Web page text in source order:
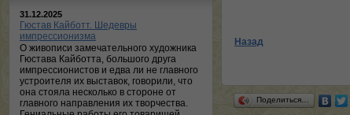
31.12.2025
Гюстав Кайботт. Шедевры
импрессионизма
О живописи замечательного художника
Гюстава Кайботта, большого друга
импрессионистов и едва ли не главного
устроителя их выставок, говорили, что
она стояла несколько в стороне от
главного направления их творчества.
Назад
Поделиться…